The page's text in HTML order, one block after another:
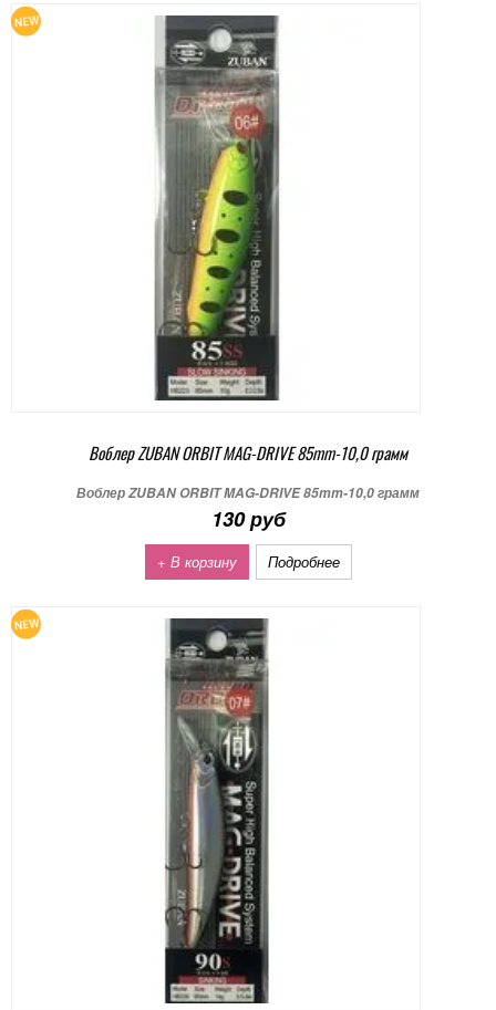
Воблер ZUBAN ORBIT MAG-DRIVE 85mm-10,0 грамм
Воблер ZUBAN ORBIT MAG-DRIVE 85mm-10,0 грамм
130 руб
+ В корзину Подробнее